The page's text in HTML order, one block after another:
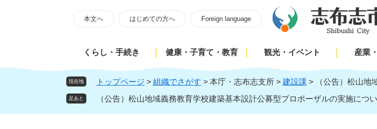
頭
飛
本
本文へ はじめての方へ Foreign language
くらし・手続き 健康・子育て・教育 観光・イベント 産業
現在地 トップページ > 組織でさがす > 本庁・志布志支所 > 建設課 > （公告）松山
足あと （公告）松山地域義務教育学校建築基本設計公募型プロポーザルの実施につ